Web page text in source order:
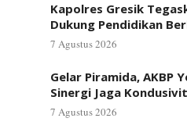
Kapolres Gresik
Dukung Pendidikan
7 Agustus 2026
Gelar Piramida, AKBP
Sinergi Jaga
7 Agustus 2026